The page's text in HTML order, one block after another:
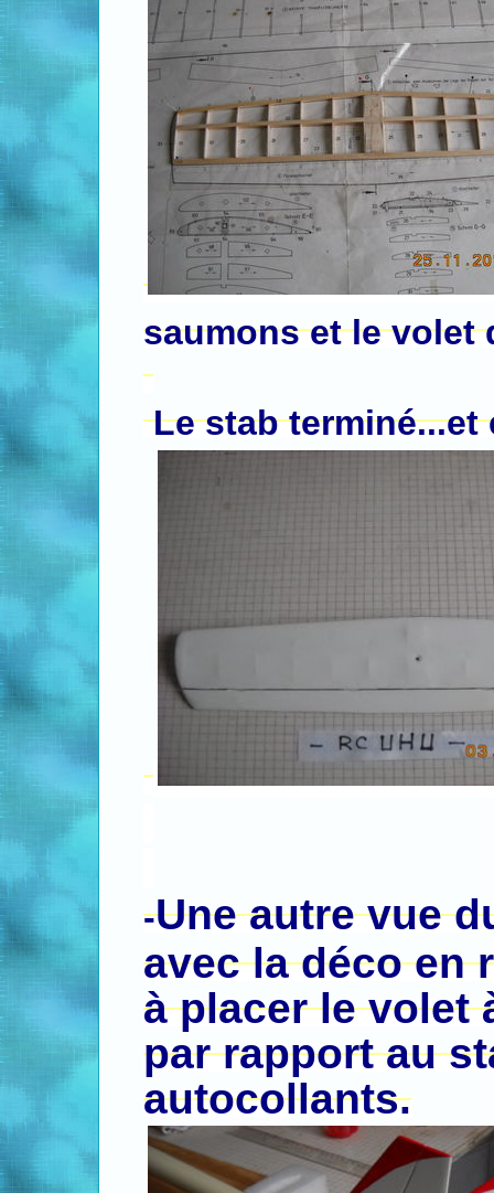
saumons et le volet
.
.Le stab terminé...et
.
-Une autre vue
avec la déco en
à placer le volet
par rapport au
autocollants.